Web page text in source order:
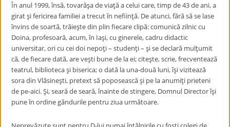
În anul 1999, însă, tovarăşa de viaţă a celui care, timp de 43 de ani, a
girat şi fericirea familiei a trecut în nefiinţă. De atunci, fără să se lase
învins de soartă, trăieşte din plin fiecare clipă: comunică zilnic cu
Doina, profesoară, acum, în Iaşi, cu ginerele, cadru didactic
universitar, ori cu cei doi nepoţi – studenţi – şi se declară mulţumit
că, de fiecare dată, are veşti bune de la ei; citeşte, scrie, frecventează
teatrul, biblioteca şi biserica; o dată la una-două luni, îşi vizitează
sora din Vlăsineşti, pretext să poposească şi pe la anumiţi prieteni
de pe-aici. Şi, seară de seară, înainte de stingere, Domnul Director îşi
pune în ordine gândurile pentru ziua următoare.